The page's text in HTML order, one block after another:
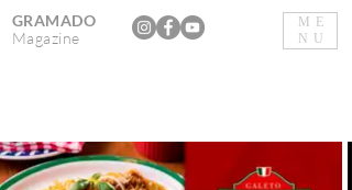
ME
NU
GRAMADO
Magazine